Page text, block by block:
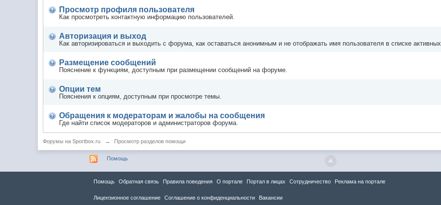
Просмотр профиля пользователя
Как просмотреть контактную информацию пользователей.
Авторизация и выход
Как авторизироваться и выходить с форума, как оставаться анонимным и не отображать имя пользователя в списке
Размещение сообщений
Пояснение к функциям, доступным при размещении сообщений на форуме.
Опции тем
Пояснения к опциям, доступным при просмотре темы.
Обращения к модераторам и жалобы на сообщения
Где найти список модераторов и администраторов форума.
Форумы на Sportbox.ru → Просмотр разделов помощи
Помощь
Помощь Обратная связь Правила повeдения О портале Портал в лицах Сотрудничество Реклама на портале
Лицензионное соглашение Соглашение о конфиденциальности Вакансии